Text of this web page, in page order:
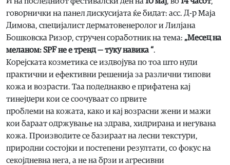
говорнички на панел дискусијата ќе бидат: асс. Д-р Маја
Димова, специјалист дерматовенеролог и Лилјана
Бошковска Ризор, стручен соработник на тема: „Месец на
меланом: SPF не е тренд — туку навика “.
Корејската козметика се издвојува по тоа што нуди
практични и ефективни решенија за различни типови
кожа и возрасти. Таа подеднакво е прифатена кај
тинејџери кои се соочуваат со првите
проблеми на кожата, како и кај возрасни жени и мажи
кои бараат одржување на здрава, хидрирана и негувана
кожа. Производите се базираат на лесни текстури,
природни состојки и постепени резултати, со фокус на
секојдневна нега, а не на брзи и агресивни